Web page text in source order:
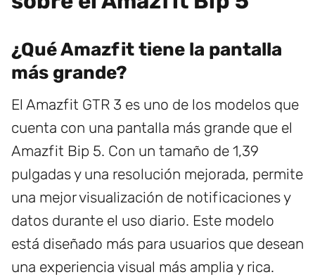
¿Qué Amazfit tiene la pantalla
más grande?
El Amazfit GTR 3 es uno de los modelos que
cuenta con una pantalla más grande que el
Amazfit Bip 5. Con un tamaño de 1,39
pulgadas y una resolución mejorada, permite
una mejor visualización de notificaciones y
datos durante el uso diario. Este modelo
está diseñado más para usuarios que desean
una experiencia visual más amplia y rica.